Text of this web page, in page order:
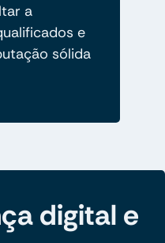
a
e
sólida
digital e